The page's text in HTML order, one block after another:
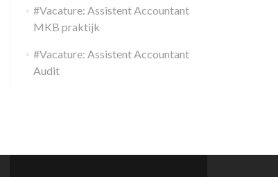
#Vacature: Assistent Accountant
MKB praktijk
#Vacature: Assistent Accountant
Audit